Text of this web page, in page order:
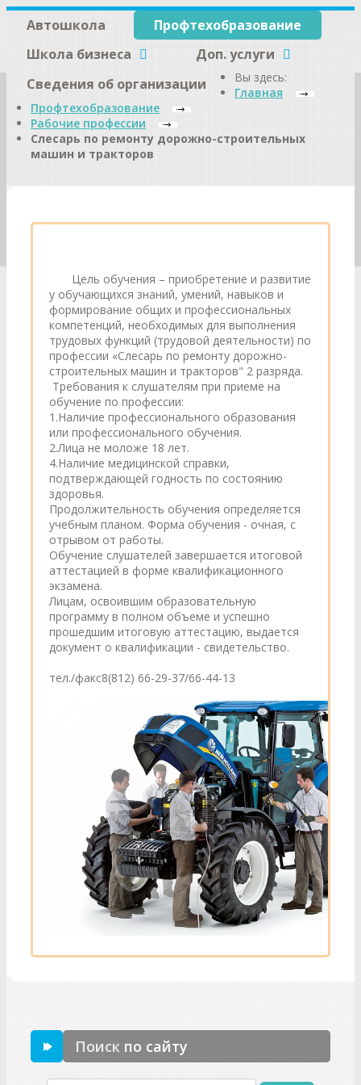
Автошкола
Профтехобразование
Школа бизнеса
Доп. услуги
Сведения об организации
Вы здесь:
Главная
Профтехобразование
Рабочие профессии
Слесарь по ремонту дорожно-строительных
машин и тракторов
Цель обучения – приобретение и развитие
у обучающихся знаний, умений, навыков и
формирование общих и профессиональных
компетенций, необходимых для выполнения
трудовых функций (трудовой деятельности) по
профессии «Слесарь по ремонту дорожно-
строительных машин и тракторов" 2 разряда.
Требования к слушателям при приеме на
обучение по профессии:
1.Наличие профессионального образования
или профессионального обучения.
2.Лица не моложе 18 лет.
4.Наличие медицинской справки,
подтверждающей годность по состоянию
здоровья.
Продолжительность обучения определяется
учебным планом. Форма обучения - очная, с
отрывом от работы.
Обучение слушателей завершается итоговой
аттестацией в форме квалификационного
экзамена.
Лицам, освоившим образовательную
программу в полном объеме и успешно
прошедшим итоговую аттестацию, выдается
документ о квалификации - свидетельство.
тел./факс8(812) 66-29-37/66-44-13
Поиск по сайту